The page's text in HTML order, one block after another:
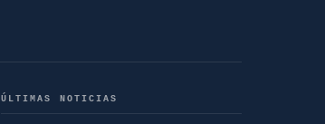
ÚLTIMAS NOTICIAS